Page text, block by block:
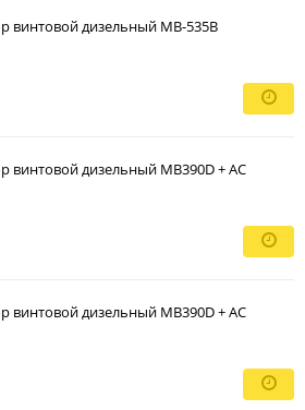
винтовой дизельный MB-535B
винтовой дизельный MB390D + AC
винтовой дизельный MB390D + AC